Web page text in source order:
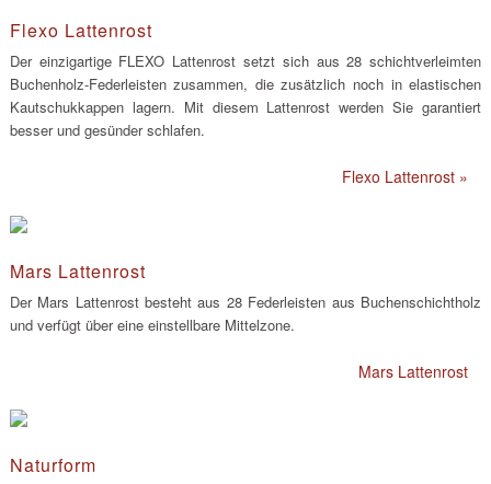
Flexo Lattenrost
Der einzigartige FLEXO Lattenrost setzt sich aus 28 schichtverleimten
Buchenholz-Federleisten zusammen, die zusätzlich noch in elastischen
Kautschukkappen lagern. Mit diesem Lattenrost werden Sie garantiert
besser und gesünder schlafen.
Flexo Lattenrost »
Mars Lattenrost
Der Mars Lattenrost besteht aus 28 Federleisten aus Buchenschichtholz
und verfügt über eine einstellbare Mittelzone.
Mars Lattenrost
Naturform